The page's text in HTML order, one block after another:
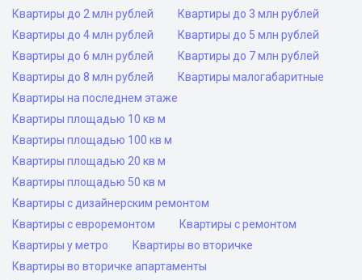
Квартиры до 2 млн рублей
Квартиры до 3 млн рублей
Квартиры до 4 млн рублей
Квартиры до 5 млн рублей
Квартиры до 6 млн рублей
Квартиры до 7 млн рублей
Квартиры до 8 млн рублей
Квартиры малогабаритные
Квартиры на последнем этаже
Квартиры площадью 10 кв м
Квартиры площадью 100 кв м
Квартиры площадью 20 кв м
Квартиры площадью 50 кв м
Квартиры с дизайнерским ремонтом
Квартиры с евроремонтом
Квартиры с ремонтом
Квартиры у метро
Квартиры во вторичке
Квартиры во вторичке апартаменты